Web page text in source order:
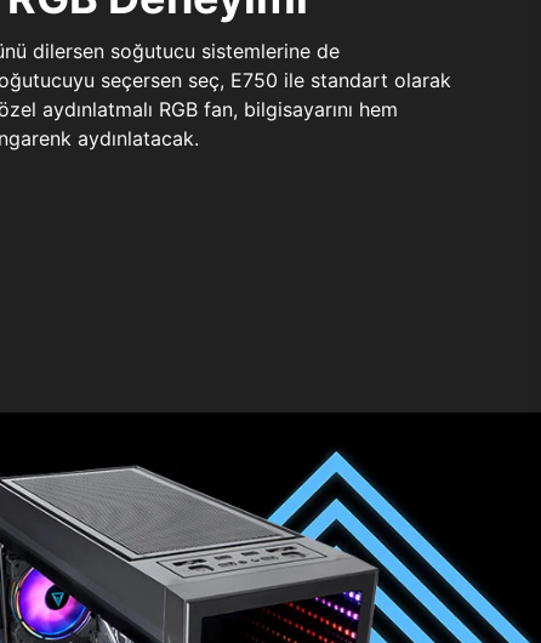
dilersen soğutucu sistemlerine de
seçersen seç, E750 ile standart olarak
aydınlatmalı RGB fan, bilgisayarını hem
aydınlatacak.